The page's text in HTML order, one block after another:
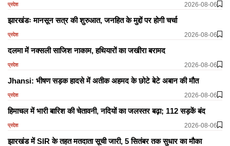
प्रदेश 2026-08-06
झारखंडः मानसून सत्र की शुरुआत, जनहित के मुद्दों पर होगी चर्चा
प्रदेश 2026-08-06
दलमा में नक्सली साजिश नाकाम, हथियारों का जखीरा बरामद
प्रदेश 2026-08-06
Jhansi: भीषण सड़क हादसे में अतीक अहमद के छोटे बेटे अबान की मौत
प्रदेश 2026-08-06
हिमाचल में भारी बारिश की चेतावनी, नदियों का जलस्तर बढ़ा; 112 सड़कें बंद
प्रदेश 2026-08-06
झारखंड में SIR के तहत मतदाता सूची जारी, 5 सितंबर तक सुधार का मौका